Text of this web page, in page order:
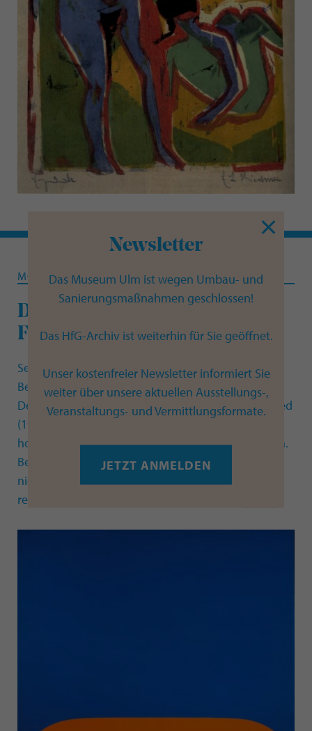
MODERNE
Die Stiftung Sammlung Kurt
Fried
Seit 1978 kam es zu einer außergewöhnlichen
Bereicherung der gesammelten modernen Kunst:
Der Ulmer Sammler, Publizist und Verleger Kurt Fried
(1906–1981) schenkte dem Museum seine
hochkarätige Kunstsammlung mit rund 440 Werken.
Beginnend im Jahr 1959 stellte Kurt Fried in seiner
nicht-kommerziellen Galerie, dem „studio f“,
regelmäßig progressive Kunst aus, die... —›
Newsletter
Das Museum Ulm ist wegen Umbau- und
Sanierungsmaßnahmen geschlossen!
Das HfG-Archiv ist weiterhin für Sie geöffnet.
Unser kostenfreier Newsletter informiert Sie
weiter über unsere aktuellen Ausstellungs-,
Veranstaltungs- und Vermittlungsformate.
JETZT ANMELDEN